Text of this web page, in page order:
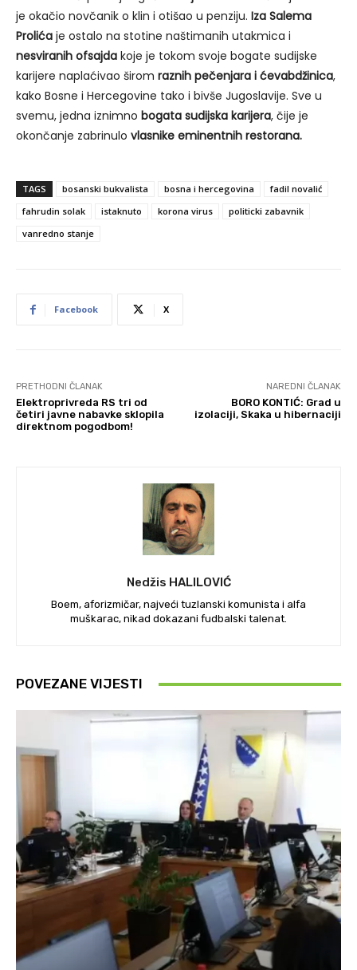
je okačio novčanik o klin i otišao u penziju. Iza Salema
Prolića je ostalo na stotine naštimanih utakmica i
nesviranih ofsajda koje je tokom svoje bogate sudijske
karijere naplaćivao širom raznih pečenjara i ćevabdžinica,
kako Bosne i Hercegovine tako i bivše Jugoslavije. Sve u
svemu, jedna iznimno bogata sudijska karijera, čije je
okončanje zabrinulo vlasnike eminentnih restorana.
TAGS bosanski bukvalista bosna i hercegovina
fadil novalić
fahrudin solak
istaknuto korona virus
politicki zabavnik
vanredno stanje
Facebook X
PRETHODNI ČLANAK
Elektroprivreda RS tri od
četiri javne nabavke sklopila
direktnom pogodbom!
NAREDNI ČLANAK
BORO KONTIĆ: Grad u
izolaciji, Skaka u hibernaciji
Nedžis HALILOVIĆ
Boem, aforizmičar, najveći tuzlanski komunista i alfa
muškarac, nikad dokazani fudbalski talenat.
POVEZANE VIJESTI